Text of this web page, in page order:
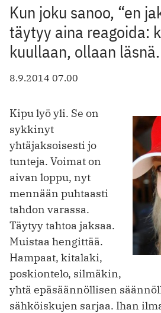
Kun joku sanoo, “en
täytyy aina reagoida:
kuullaan, ollaan läsnä.
8.9.2014 07.00
Kipu lyö yli. Se on
sykkinyt
yhtäjaksoisesti jo
tunteja. Voimat on
aivan loppu, nyt
mennään puhtaasti
tahdon varassa.
Täytyy tahtoa jaksaa.
Muistaa hengittää.
Hampaat, kitalaki,
poskiontelo, silmäkin,
yhtä epäsäännöllisen
sähköiskujen sarjaa. Ihan